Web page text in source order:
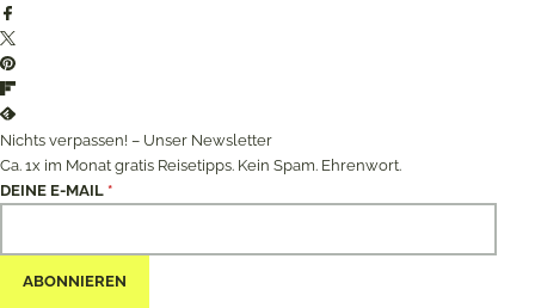
Twitter
Pinterest
Flipboard
Feedly
Nichts verpassen! – Unser Newsletter
Ca. 1x im Monat gratis Reisetipps. Kein Spam. Ehrenwort.
DEINE E-MAIL *
ABONNIEREN